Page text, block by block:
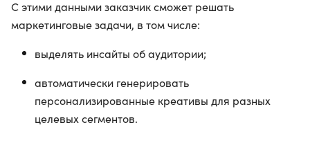
С этими данными заказчик сможет решать
маркетинговые задачи, в том числе:
выделять инсайты об аудитории;
автоматически генерировать
персонализированные креативы для разных
целевых сегментов.